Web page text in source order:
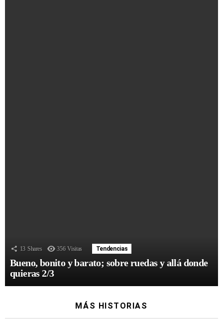
13 Shares 356 Visitas Tendencias
Bueno, bonito y barato; sobre ruedas y allá donde
quieras 2/3
MÁS HISTORIAS